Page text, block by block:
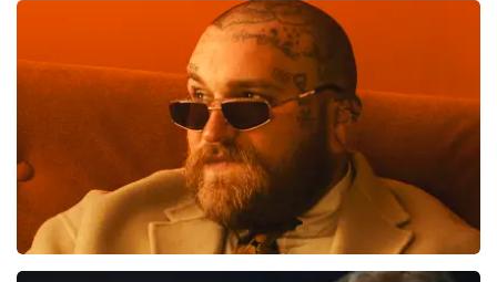
reviews
BEKIJKEN